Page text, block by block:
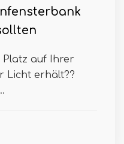
Platz auf Ihrer
Licht erhält??